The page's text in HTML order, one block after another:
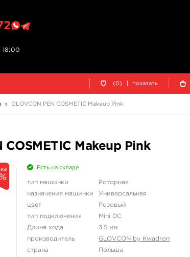
18:00
(0) показать
» GLOVCON PEN COSMETIC Makeup Pink
Makeup Pink
Есть на складе
тип машинки
Роторная
назначение машинки
Универсальная
цвет
Розовый
тип подключения
Mini DC
Длина хода
3.5 мм
производитель
GLOVCON by Kwadron
страна
Польша
%